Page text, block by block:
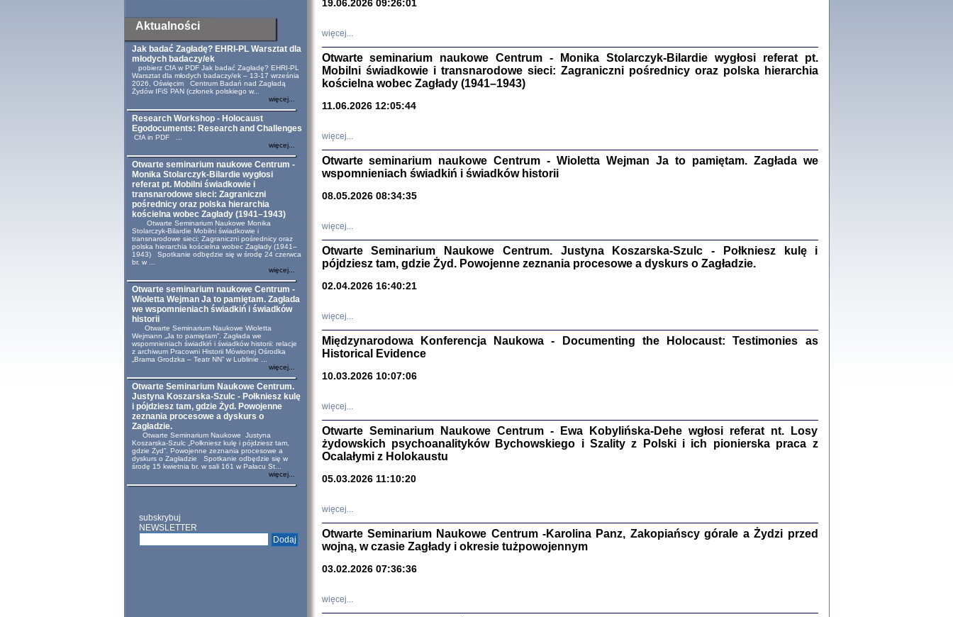
Aktualności
Jak badać Zagładę? EHRI-PL Warsztat dla
młodych badaczy/ek
pobierz CfA w PDF Jak badać Zagładę? EHRI-PL
Warsztat dla młodych badaczy/ek – 13-17 września
2026, Oświęcim Centrum Badań nad Zagładą
Żydów IFiS PAN (członek polskiego w...
więcej...
Research Workshop - Holocaust
Egodocuments: Research and Challenges
CfA in PDF ...
więcej...
Otwarte seminarium naukowe Centrum -
Monika Stolarczyk-Bilardie wygłosi
referat pt. Mobilni świadkowie i
transnarodowe sieci: Zagraniczni
pośrednicy oraz polska hierarchia
kościelna wobec Zagłady (1941–1943)
Otwarte Seminarium Naukowe Monika
Stolarczyk-Bilardie Mobilni świadkowie i
transnarodowe sieci: Zagraniczni pośrednicy oraz
polska hierarchia kościelna wobec Zagłady (1941–
1943) Spotkanie odbędzie się w środę 24 czerwca
br. w ...
więcej...
Otwarte seminarium naukowe Centrum -
Wioletta Wejman Ja to pamiętam. Zagłada
we wspomnieniach świadkiń i świadków
historii
Otwarte Seminarium Naukowe Wioletta
Wejmann „Ja to pamiętam”. Zagłada we
wspomnieniach świadkiń i świadków historii: relacje
z archiwum Pracowni Historii Mówionej Ośrodka
„Brama Grodzka – Teatr NN” w Lublinie ...
więcej...
Otwarte Seminarium Naukowe Centrum.
Justyna Koszarska-Szulc - Połkniesz kulę
i pójdziesz tam, gdzie Żyd. Powojenne
zeznania procesowe a dyskurs o
Zagładzie.
Otwarte Seminarium Naukowe Justyna
Koszarska-Szulc „Połkniesz kulę i pójdziesz tam,
gdzie Żyd”. Powojenne zeznania procesowe a
dyskurs o Zagładzie Spotkanie odbędzie się w
środę 15 kwietnia br. w sali 161 w Pałacu St...
więcej...
subskrybuj
NEWSLETTER
oprac. Aleksandra Bańkowska
Warszawa 2022
oprac. Aleksandra Bańkowska, wstęp Jacek Leociak
Warszawa 2021
Studia i Materiały
nr 17, R. 2021
NIE WIEMY CO PRZYNIESIE NAM KOLEJNA GODZINA ...
Dziennik pisany w ukryciu w latach 1943-1944
Zagłada Żydów.
19.06.2026 09:26:01
więcej...
Otwarte seminarium naukowe Centrum - Monika Stolarczyk-Bilardie wygłosi referat pt.
Mobilni świadkowie i transnarodowe sieci: Zagraniczni pośrednicy oraz polska hierarchia
kościelna wobec Zagłady (1941–1943)
11.06.2026 12:05:44
więcej...
Otwarte seminarium naukowe Centrum - Wioletta Wejman Ja to pamiętam. Zagłada we
wspomnieniach świadkiń i świadków historii
08.05.2026 08:34:35
więcej...
Otwarte Seminarium Naukowe Centrum. Justyna Koszarska-Szulc - Połkniesz kulę i
pójdziesz tam, gdzie Żyd. Powojenne zeznania procesowe a dyskurs o Zagładzie.
02.04.2026 16:40:21
więcej...
Międzynarodowa Konferencja Naukowa - Documenting the Holocaust: Testimonies as
Historical Evidence
10.03.2026 10:07:06
więcej...
Otwarte Seminarium Naukowe Centrum - Ewa Kobylińska-Dehe wgłosi referat nt. Losy
żydowskich psychoanalityków Bychowskiego i Szality z Polski i ich pionierska praca z
Ocalałymi z Holokaustu
05.03.2026 11:10:20
więcej...
Otwarte Seminarium Naukowe Centrum -Karolina Panz, Zakopiańscy górale a Żydzi przed
wojną, w czasie Zagłady i okresie tużpowojennym
03.02.2026 07:36:36
więcej...